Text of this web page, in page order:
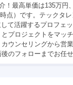
！最高単価は135万円
時点）です。テックタ
て活躍するプロフェ
プロジェクトをマッ
カウンセリングから営
のフォローまでお任せ